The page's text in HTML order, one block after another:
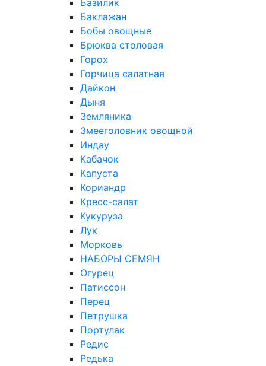
Базилик
Баклажан
Бобы овощные
Брюква столовая
Горох
Горчица салатная
Дайкон
Дыня
Земляника
Змееголовник овощной
Индау
Кабачок
Капуста
Кориандр
Кресс-салат
Кукуруза
Лук
Морковь
НАБОРЫ СЕМЯН
Огурец
Патиссон
Перец
Петрушка
Портулак
Редис
Редька